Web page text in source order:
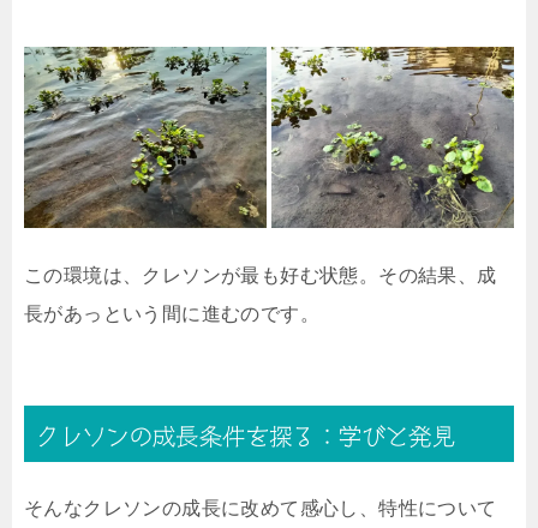
この環境は、クレソンが最も好む状態。その結果、成
長があっという間に進むのです。
クレソンの成長条件を探る：学びと発見
そんなクレソンの成長に改めて感心し、特性について